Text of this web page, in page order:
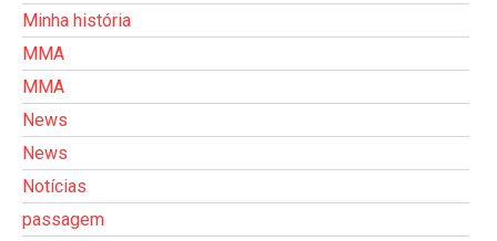
Minha história
MMA
MMA
News
News
Notícias
passagem